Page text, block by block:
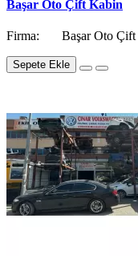
Başar Oto Çift Kabin
Firma: Başar Oto
Sepete Ekle